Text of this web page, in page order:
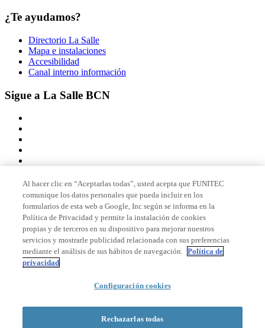
¿Te ayudamos?
Directorio La Salle
Mapa e instalaciones
Accesibilidad
Canal interno información
Sigue a La Salle BCN
Miembro de
Acreditaciones
© 2026 La Salle Campus Barcelona - URL |
Formulario de búsqueda
Al hacer clic en “Aceptarlas todas”, usted acepta que FUNITEC
comunique los datos personales que pueda incluir en los
formularios de esta web a Google, Inc según se informa en la
Política de Privacidad y permite la instalación de cookies
propias y de terceros en su dispositivo para mejorar nuestros
servicios y mostrarle publicidad relacionada con sus preferencias
mediante el análisis de sus hábitos de navegación. Política de
privacidad
Configuración cookies
Rechazarlas todas